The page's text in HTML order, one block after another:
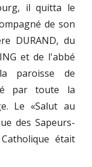
il quitta le
de son
DURAND, du
et de l'abbé
paroisse de
par toute la
Le «Salut au
des Sapeurs-
était